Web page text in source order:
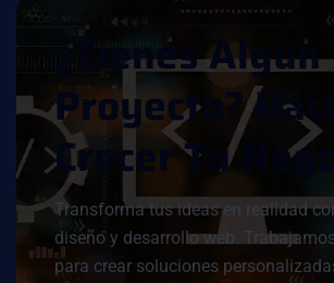
¿ ENESALGÚN
PROYECT O?H AC
CR E C ERT UN EGO
Transforma tus ideas en realidad
diseño y desarrollo web.
para crear soluciones